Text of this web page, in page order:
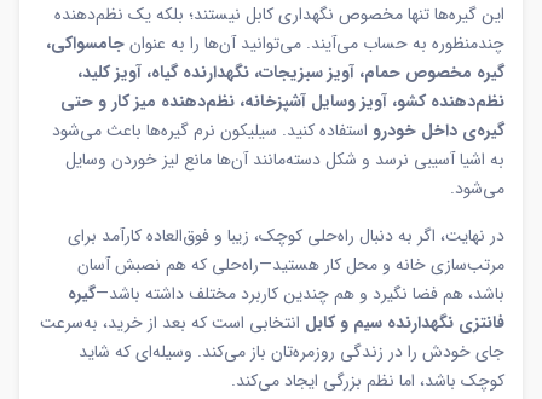
این گیره‌ها تنها مخصوص نگهداری کابل نیستند؛ بلکه یک نظم‌دهنده
چندمنظوره به حساب می‌آیند. می‌توانید آن‌ها را به عنوانجا‌مسواکی،
گیره مخصوص حمام، آویز سبزیجات، نگهدارنده گیاه، آویز کلید،
نظم‌دهنده کشو، آویز وسایل آشپزخانه، نظم‌دهنده میز کار و حتی
گیره‌ی داخل خودرو استفاده کنید. سیلیکون نرم گیره‌ها باعث می‌شود
به اشیا آسیبی نرسد و شکل دسته‌مانند آن‌ها مانع لیز خوردن وسایل
می‌شود.
در نهایت، اگر به دنبال راه‌حلی کوچک، زیبا و فوق‌العاده کارآمد برای
مرتب‌سازی خانه و محل کار هستید—راه‌حلی که هم نصبش آسان
باشد، هم فضا نگیرد و هم چندین کاربرد مختلف داشته باشد—گیره
فانتزی نگهدارنده سیم و کابل انتخابی است که بعد از خرید، به‌سرعت
جای خودش را در زندگی روزمره‌تان باز می‌کند. وسیله‌ای که شاید
کوچک باشد، اما نظم بزرگی ایجاد می‌کند.